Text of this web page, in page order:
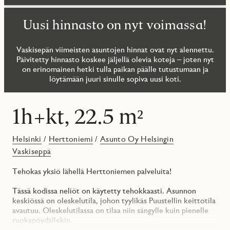
Uusi hinnasto on nyt voimassa!
Vaskisepän viimeisten asuntojen hinnat ovat nyt alennettu.
Päivitetty hinnasto koskee jäljellä olevia koteja – joten nyt
on erinomainen hetki tulla paikan päälle tutustumaan ja
löytämään juuri sinulle sopiva uusi koti.
1h+kt, 22.5 m²
Helsinki / Herttoniemi /Asunto Oy Helsingin
Vaskiseppä
Tehokas yksiö lähellä Herttoniemen palveluita!
Tässä kodissa neliöt on käytetty tehokkaasti. Asunnon
keskiössä on oleskelutila, johon tyylikäs Puustellin keittotila
avautuu. Oleskelutilassa on tilaa niin sängylle kuin pienelle
ruokapöydällekin.